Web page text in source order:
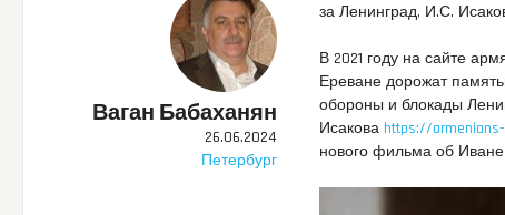
Ваган Бабаханян
26.06.2024
Петербург
за Ленинград, И.С.
В 2021 году на сайте
Ереване дорожат
обороны и блокады
Исакова https://
нового фильма об